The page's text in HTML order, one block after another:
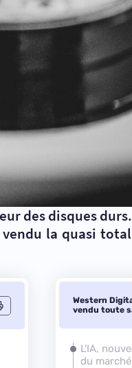
des disques
la quasi
Western
vendu toute
L'IA,
du